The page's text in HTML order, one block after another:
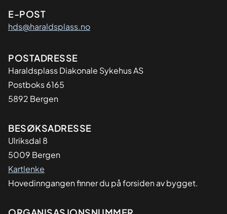
E-POST
hds@haraldsplass.no
Adresse
POSTADRESSE
Haraldsplass Diakonale Sykehus AS
Postboks 6165
5892 Bergen
BESØKSADRESSE
Ulriksdal 8
5009 Bergen
Kartlenke
Hovedinngangen finner du på forsiden av bygget.